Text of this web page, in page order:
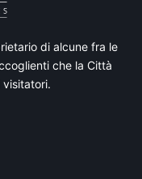
di alcune fra le
che la Città
visitatori.